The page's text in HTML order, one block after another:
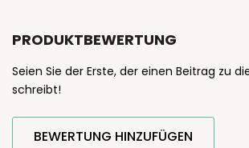
PRODUKTBEWERTUNG
Seien Sie der Erste, der einen Beitrag zu
schreibt!
BEWERTUNG HINZUFÜGEN